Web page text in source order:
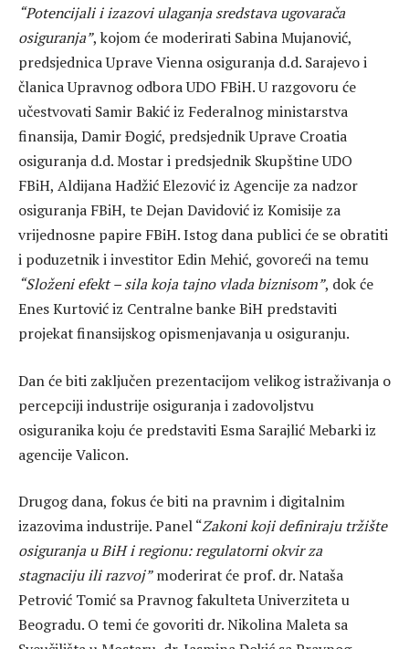
“Potencijali i izazovi ulaganja sredstava ugovarača
osiguranja”, kojom će moderirati Sabina Mujanović,
predsjednica Uprave Vienna osiguranja d.d. Sarajevo i
članica Upravnog odbora UDO FBiH. U razgovoru će
učestvovati Samir Bakić iz Federalnog ministarstva
finansija, Damir Đogić, predsjednik Uprave Croatia
osiguranja d.d. Mostar i predsjednik Skupštine UDO
FBiH, Aldijana Hadžić Elezović iz Agencije za nadzor
osiguranja FBiH, te Dejan Davidović iz Komisije za
vrijednosne papire FBiH. Istog dana publici će se obratiti
i poduzetnik i investitor Edin Mehić, govoreći na temu
“Složeni efekt – sila koja tajno vlada biznisom”, dok će
Enes Kurtović iz Centralne banke BiH predstaviti
projekat finansijskog opismenjavanja u osiguranju.
Dan će biti zaključen prezentacijom velikog istraživanja o
percepciji industrije osiguranja i zadovoljstvu
osiguranika koju će predstaviti Esma Sarajlić Mebarki iz
agencije Valicon.
Drugog dana, fokus će biti na pravnim i digitalnim
izazovima industrije. Panel “Zakoni koji definiraju tržište
osiguranja u BiH i regionu: regulatorni okvir za
stagnaciju ili razvoj”moderirat će prof. dr. Nataša
Petrović Tomić sa Pravnog fakulteta Univerziteta u
Beogradu. O temi će govoriti dr. Nikolina Maleta sa